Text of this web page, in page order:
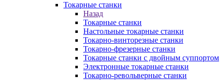
Токарные станки
Назад
Токарные станки
Настольные токарные станки
Токарно-винторезные станки
Токарно-фрезерные станки
Токарные станки с двойным суппортом
Электронные токарные станки
Токарно-револьверные станки